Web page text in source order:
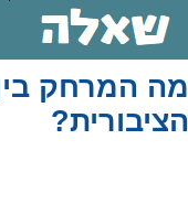
מה המרחק
הציבורית?